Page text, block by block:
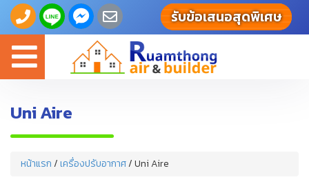
รับข้อเสนอสุดพิเศษ
Toggle
navigation
Uni Aire
หน้าแรก/เครื่องปรับอากาศ/ Uni Aire